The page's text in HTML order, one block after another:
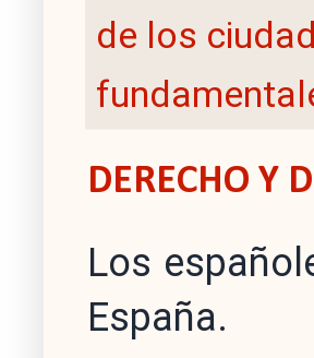
de los
DERECHO Y
Los
España.